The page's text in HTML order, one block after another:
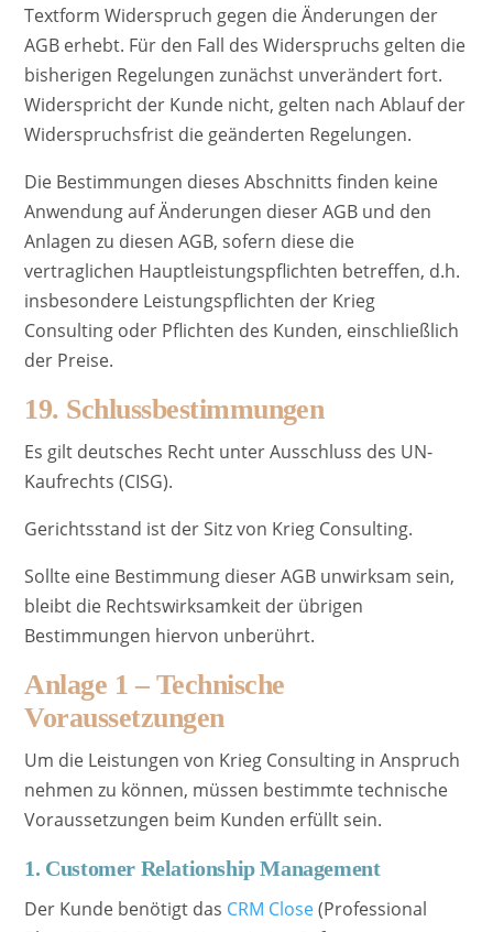
Textform Widerspruch gegen die Änderungen der
AGB erhebt. Für den Fall des Widerspruchs gelten die
bisherigen Regelungen zunächst unverändert fort.
Widerspricht der Kunde nicht, gelten nach Ablauf der
Widerspruchsfrist die geänderten Regelungen.
Die Bestimmungen dieses Abschnitts finden keine
Anwendung auf Änderungen dieser AGB und den
Anlagen zu diesen AGB, sofern diese die
vertraglichen Hauptleistungspflichten betreffen, d.h.
insbesondere Leistungspflichten der Krieg
Consulting oder Pflichten des Kunden, einschließlich
der Preise.
19. Schlussbestimmungen
Es gilt deutsches Recht unter Ausschluss des UN-
Kaufrechts (CISG).
Gerichtsstand ist der Sitz von Krieg Consulting.
Sollte eine Bestimmung dieser AGB unwirksam sein,
bleibt die Rechtswirksamkeit der übrigen
Bestimmungen hiervon unberührt.
Anlage 1 – Technische
Voraussetzungen
Um die Leistungen von Krieg Consulting in Anspruch
nehmen zu können, müssen bestimmte technische
Voraussetzungen beim Kunden erfüllt sein.
1. Customer Relationship Management
Der Kunde benötigt das CRM Close(Professional